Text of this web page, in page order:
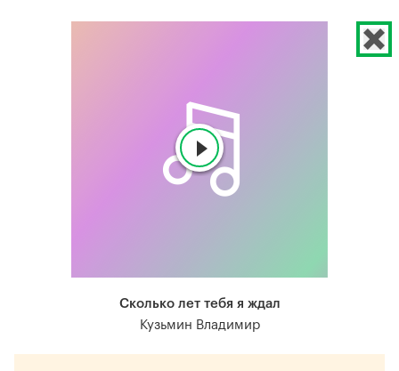
Сколько лет тебя я ждал
Кузьмин Владимир